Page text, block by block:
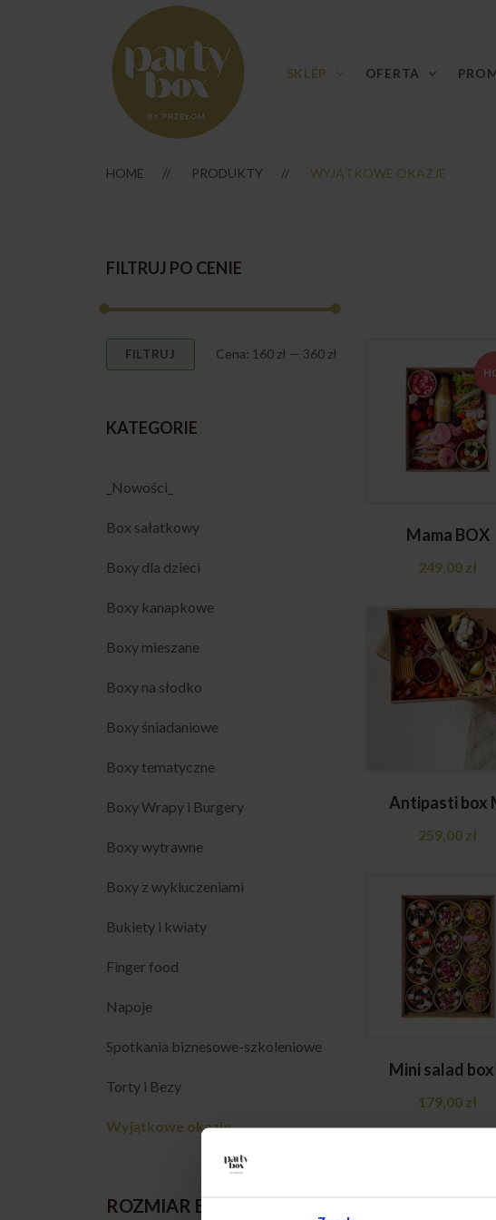
SKLEP OFERTA
HOME PRODUKTY WYJĄTKOWE OKAZJE
FILTRUJ PO CENIE
FILTRUJ Cena: 160 zł — 360 zł
KATEGORIE
_Nowości_
Box sałatkowy
Boxy dla dzieci
Boxy kanapkowe
Boxy mieszane
Boxy na słodko
Boxy śniadaniowe
Boxy tematyczne
Boxy Wrapy i Burgery
Boxy wytrawne
Boxy z wykluczeniami
Bukiety i kwiaty
Finger food
Napoje
Spotkania biznesowe-szkoleniowe
Torty i Bezy
Wyjątkowe okazje
ROZMIAR BOXA
Mama BOX
249,00 zł
Antipasti box
259,00 zł
Mini salad box
179,00 zł
wyjątkowy prezent